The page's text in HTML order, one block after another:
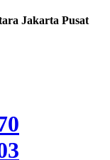
Jakarta Pusat